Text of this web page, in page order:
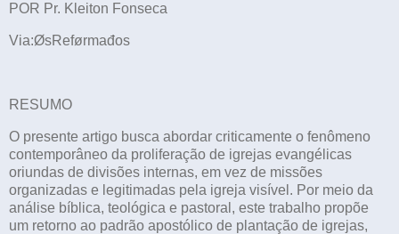
POR Pr. Kleiton Fonseca
Via:ØsReførmađos
RESUMO
O presente artigo busca abordar criticamente o fenômeno
contemporâneo da proliferação de igrejas evangélicas
oriundas de divisões internas, em vez de missões
organizadas e legitimadas pela igreja visível. Por meio da
análise bíblica, teológica e pastoral, este trabalho propõe
um retorno ao padrão apostólico de plantação de igrejas,